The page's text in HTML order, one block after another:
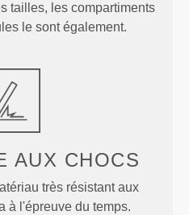
tailles, les compartiments
le sont également.
AUX CHOCS
très résistant aux
à l'épreuve du temps.